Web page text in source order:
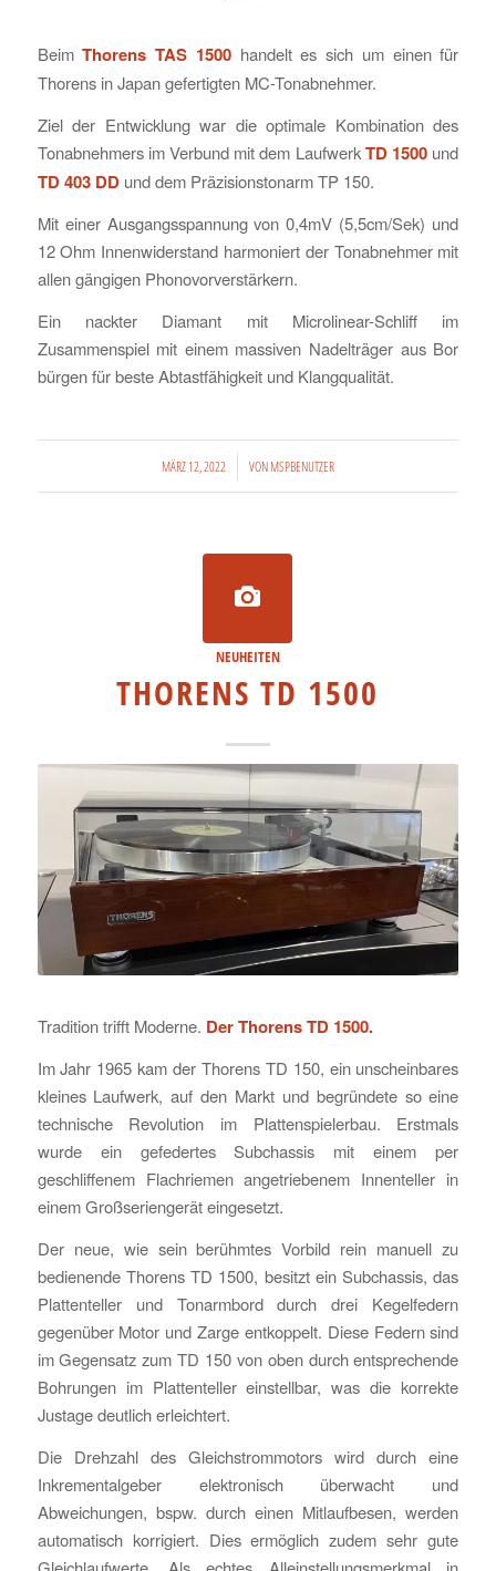
BeimThorens TAS 1500handelt es sich um einen für
Thorens in Japan gefertigten MC-Tonabnehmer.
Ziel der Entwicklung war die optimale Kombination des
Tonabnehmers im Verbund mit dem LaufwerkTD 1500 und
TD 403 DDund dem Präzisionstonarm TP 150.
Mit einer Ausgangsspannung von 0,4mV (5,5cm/Sek) und
12 Ohm Innenwiderstand harmoniert der Tonabnehmer mit
allen gängigen Phonovorverstärkern.
Ein nackter Diamant mit Microlinear-Schliff im
Zusammenspiel mit einem massiven Nadelträger aus Bor
bürgen für beste Abtastfähigkeit und Klangqualität.
MÄRZ 12, 2022
/ VONMSPBENUTZER
NEUHEITEN
THORENS TD 1500
Tradition trifft Moderne. Der Thorens TD 1500.
Im Jahr 1965 kam der Thorens TD 150, ein unscheinbares
kleines Laufwerk, auf den Markt und begründete so eine
technische Revolution im Plattenspielerbau. Erstmals
wurde ein gefedertes Subchassis mit einem per
geschliffenem Flachriemen angetriebenem Innenteller in
einem Großseriengerät eingesetzt.
Der neue, wie sein berühmtes Vorbild rein manuell zu
bedienende Thorens TD 1500, besitzt ein Subchassis, das
Plattenteller und Tonarmbord durch drei Kegelfedern
gegenüber Motor und Zarge entkoppelt. Diese Federn sind
im Gegensatz zum TD 150 von oben durch entsprechende
Bohrungen im Plattenteller einstellbar, was die korrekte
Justage deutlich erleichtert.
Die Drehzahl des Gleichstrommotors wird durch eine
Inkrementalgeber elektronisch überwacht und
Abweichungen, bspw. durch einen Mitlaufbesen, werden
automatisch korrigiert. Dies ermöglich zudem sehr gute